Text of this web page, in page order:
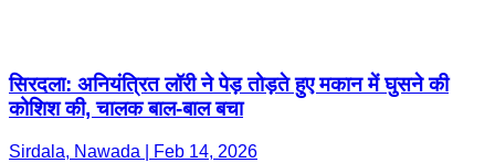
सिरदला: अनियंत्रित लॉरी ने पेड़ तोड़ते हुए मकान में घुसने की
कोशिश की, चालक बाल-बाल बचा
Sirdala, Nawada | Feb 14, 2026